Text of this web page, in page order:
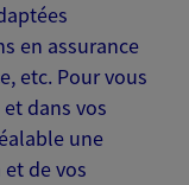
en assurance
etc. Pour vous
dans vos
une
de vos